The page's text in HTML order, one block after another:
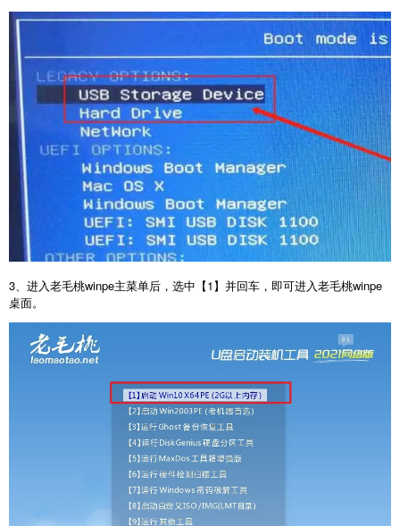
3、进入老毛桃winpe主菜单后，选中【1】并回车，即可进入老毛桃winpe
桌面。